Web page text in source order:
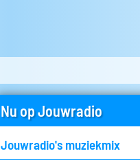
Nu op Jouwradio
Jouwradio's muziekmix